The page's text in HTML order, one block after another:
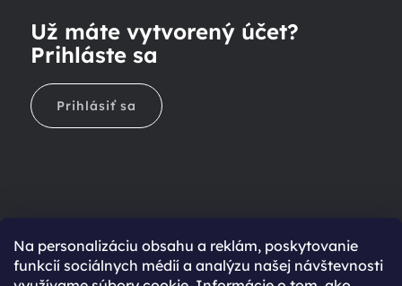
Na personalizáciu obsahu a reklám, poskytovanie
funkcií sociálnych médií a analýzu našej návštevnosti
Už máte vytvorený účet?
Prihláste sa
Prihlásiť sa
Ešte nemáte účet?